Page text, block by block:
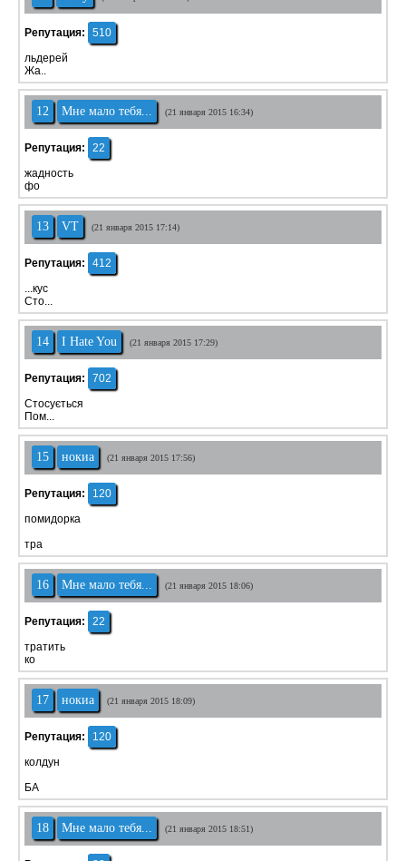
Репутация:
510
льдерей
Жа..
12 Мне мало тебя... (21 января 2015 16:34)
Репутация:
22
жадность
фо
13 VT (21 января 2015 17:14)
Репутация:
412
...кус
Сто...
14 I Hate You (21 января 2015 17:29)
Репутация:
702
Стосується
Пом...
15 нокиа (21 января 2015 17:56)
Репутация:
120
помидорка
тра
16 Мне мало тебя... (21 января 2015 18:06)
Репутация:
22
тратить
ко
17 нокиа (21 января 2015 18:09)
Репутация:
120
колдун
БА
18 Мне мало тебя... (21 января 2015 18:51)